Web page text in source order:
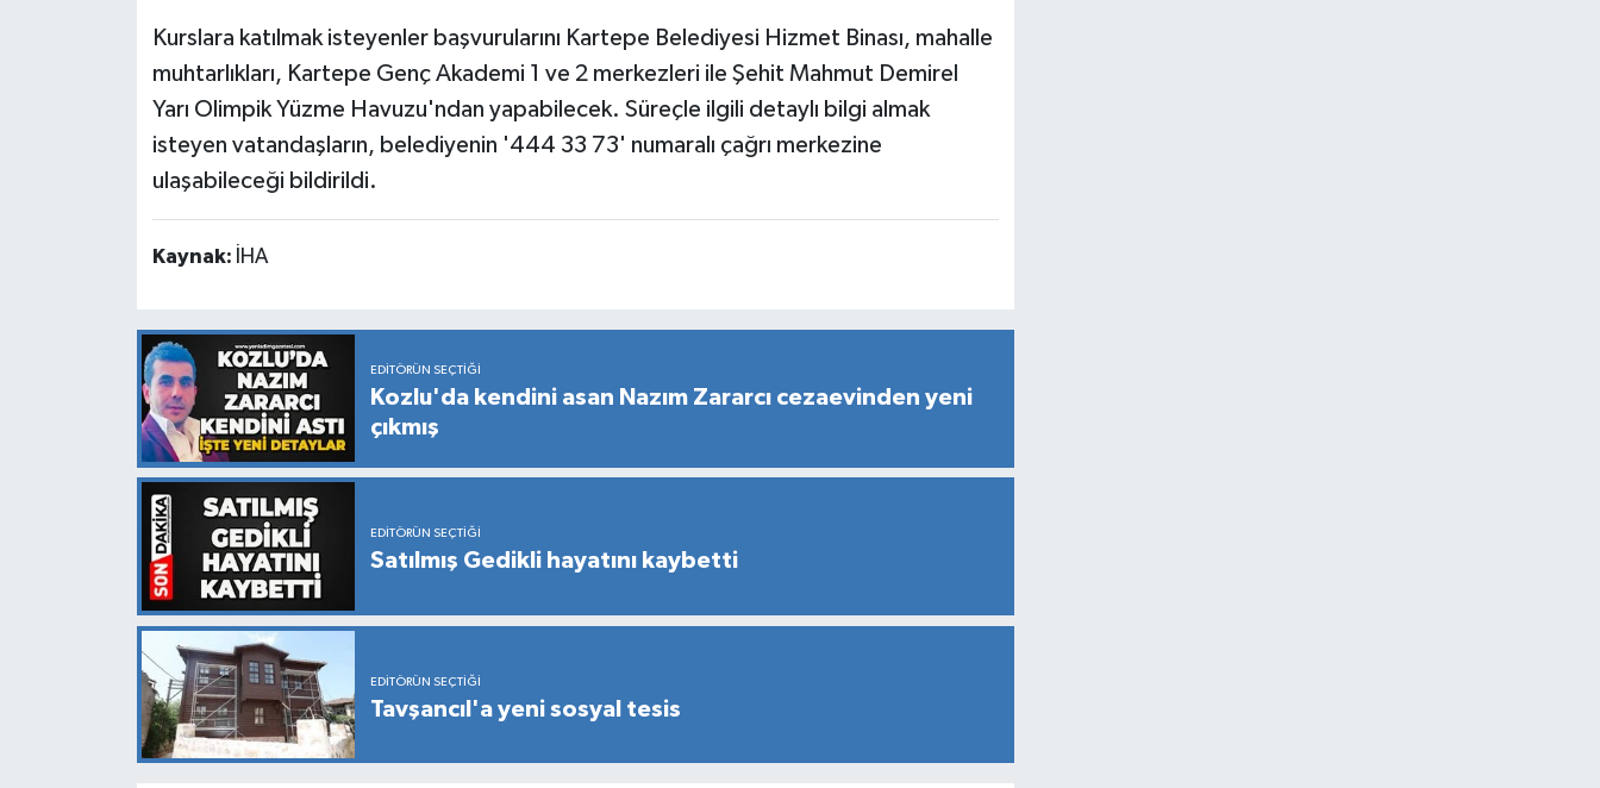
Kurslara katılmak isteyenler başvurularını Kartepe Belediyesi Hizmet Binası, mahalle
muhtarlıkları, Kartepe Genç Akademi 1 ve 2 merkezleri ile Şehit Mahmut Demirel
Yarı Olimpik Yüzme Havuzu'ndan yapabilecek. Süreçle ilgili detaylı bilgi almak
isteyen vatandaşların, belediyenin '444 33 73' numaralı çağrı merkezine
ulaşabileceği bildirildi.
Kaynak: İHA
EDITÖRÜN SEÇTIĞI
Kozlu'da kendini asan Nazım Zararcı cezaevinden yeni
çıkmış
EDITÖRÜN SEÇTIĞI
Satılmış Gedikli hayatını kaybetti
EDITÖRÜN SEÇTIĞI
Tavşancıl'a yeni sosyal tesis